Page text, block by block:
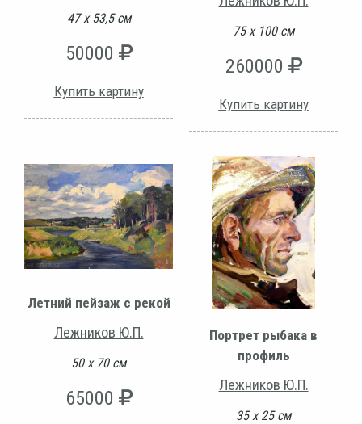
47 х 53,5 см
50000
Купить картину
75 х 100 см
260000
Купить картину
Летний пейзаж с рекой
Лежников Ю.П.
50 х 70 см
65000
Портрет рыбака в
профиль
Лежников Ю.П.
35 х 25 см